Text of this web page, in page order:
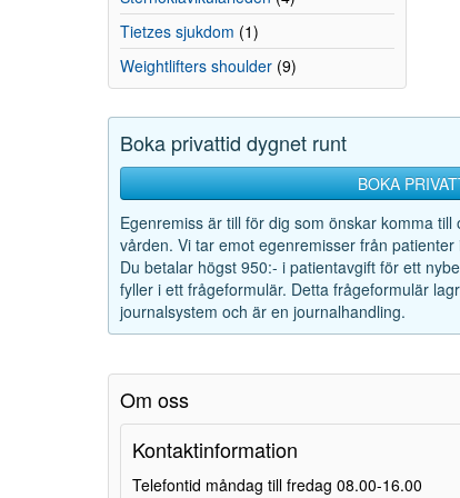
Tietzes sjukdom (1)
Weightlifters shoulder (9)
Boka privattid dygnet runt
BOKA
Egenremiss är till för dig som önskar komma
vården. Vi tar emot egenremisser från patienter
Du betalar högst 950:- i patientavgift för ett
fyller i ett frågeformulär. Detta frågeformulär
journalsystem och är en journalhandling.
Om oss
Kontaktinformation
Telefontid måndag till fredag 08.00-16.00